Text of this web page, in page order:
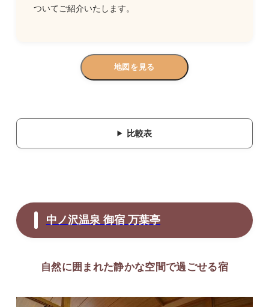
ついてご紹介いたします。
地図を見る
比較表
中ノ沢温泉 御宿 万葉亭
自然に囲まれた静かな空間で過ごせる宿